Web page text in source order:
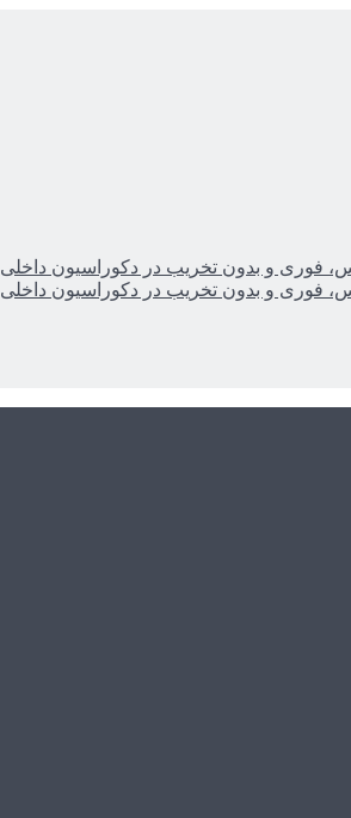
فوری و بدون تخریب در دکوراسیون داخلی
فوری و بدون تخریب در دکوراسیون داخلی